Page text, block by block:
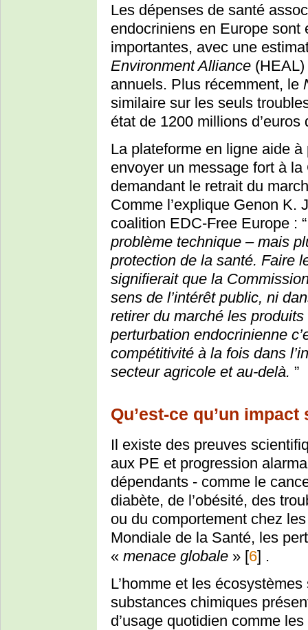
Les dépenses de santé
endocriniens en Europe sont
importantes, avec une
Environment Alliance (HEAL)
annuels. Plus récemment, le
similaire sur les seuls
état de 1200 millions
La plateforme en ligne aide
envoyer un message fort à
demandant le retrait du
Comme l’explique Genon K.
coalition EDC-Free Europe :
problème technique – mais
protection de la santé. Faire
signifierait que la
sens de l’intérêt public, ni
retirer du marché les
perturbation endocrinienne
compétitivité à la fois dans
secteur agricole et au-delà. ”
Qu’est-ce qu’un
Il existe des preuves
aux PE et progression
dépendants - comme le
diabète, de l’obésité, des
ou du comportement chez
Mondiale de la Santé, les
« menace globale » [6] .
L’homme et les
substances chimiques
d’usage quotidien comme